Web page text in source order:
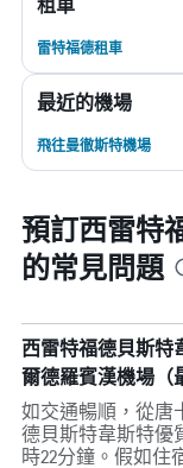
租車
雷特福德租車
最近的機場
飛往曼徹斯特機場
預訂西雷特
的常見問題
西雷特福德貝斯特
爾德羅賓漢機場（
如交通暢順，從唐
德貝斯特韋斯特優
時22分鐘。假如住